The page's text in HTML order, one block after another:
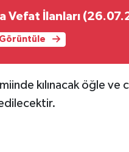
Vefat İlanları
kılınacak öğle ve